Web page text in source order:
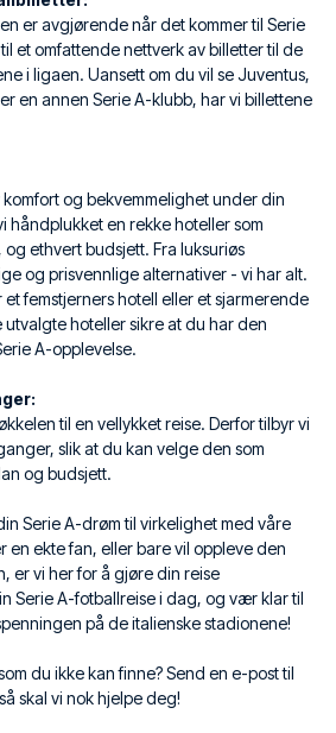
er avgjørende når det kommer til Serie
et omfattende nettverk av billetter til de
i ligaen. Uansett om du vil se Juventus,
en annen Serie A-klubb, har vi billettene
og bekvemmelighet under din
håndplukket en rekke hoteller som
og ethvert budsjett. Fra luksuriøs
og prisvennlige alternativer - vi har alt.
femstjerners hotell eller et sjarmerende
hoteller sikre at du har den
A-opplevelse.
til en vellykket reise. Derfor tilbyr vi
slik at du kan velge den som
og budsjett.
Serie A-drøm til virkelighet med våre
en ekte fan, eller bare vil oppleve den
er vi her for å gjøre din reise
Serie A-fotballreise i dag, og vær klar til
på de italienske stadionene!
du ikke kan finne? Send en e-post til
skal vi nok hjelpe deg!